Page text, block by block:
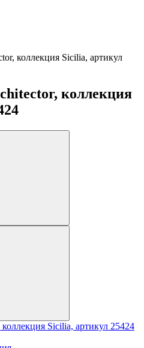
коллекция Sicilia, артикул
коллекция